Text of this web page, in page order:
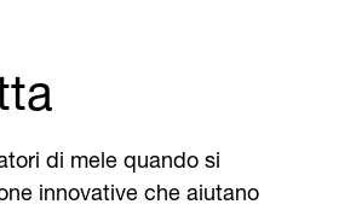
di mele quando si
innovative che aiutano